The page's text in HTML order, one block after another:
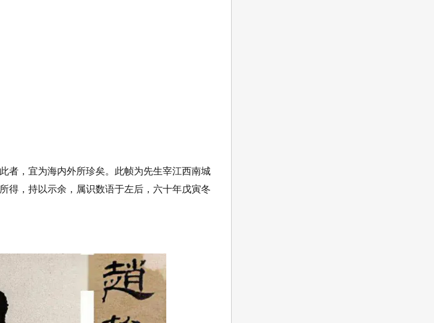
者，宜为海内外所珍矣。此帧为先生宰江西南城
得，持以示余，属识数语于左后，六十年戊寅冬